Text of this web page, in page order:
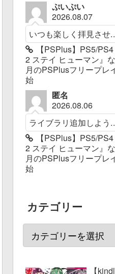
ぷいぷい
2026.08.07
いつも楽しく拝見させ
【PSPlus】PS5/
2 ステイ ヒューマン』
月のPSPlusフリープレ
始
匿名
2026.08.06
ライブラリ追加しよう
【PSPlus】PS5/
2 ステイ ヒューマン』
月のPSPlusフリープレ
始
カテゴリー
【